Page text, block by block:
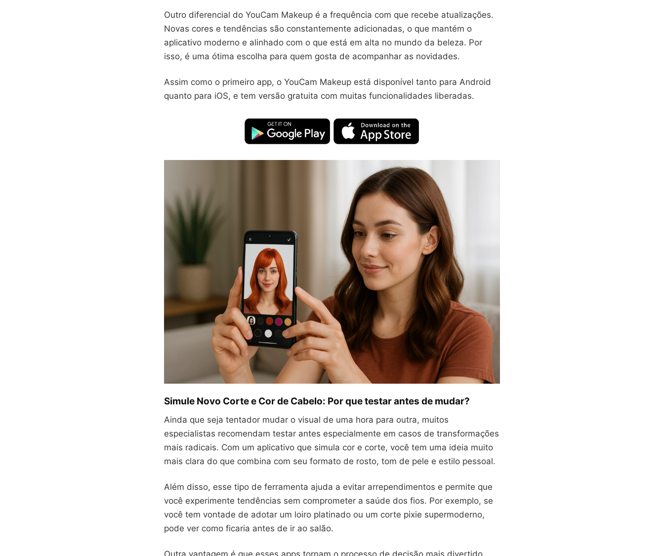
Outro diferencial do YouCam Makeup é a frequência com que recebe atualizações.
Novas cores e tendências são constantemente adicionadas, o que mantém o
aplicativo moderno e alinhado com o que está em alta no mundo da beleza. Por
isso, é uma ótima escolha para quem gosta de acompanhar as novidades.
Assim como o primeiro app, o YouCam Makeup está disponível tanto para Android
quanto para iOS, e tem versão gratuita com muitas funcionalidades liberadas.
Simule Novo Corte e Cor de Cabelo: Por que testar antes de mudar?
Ainda que seja tentador mudar o visual de uma hora para outra, muitos
especialistas recomendam testar antes especialmente em casos de transformações
mais radicais. Com um aplicativo que simula cor e corte, você tem uma ideia muito
mais clara do que combina com seu formato de rosto, tom de pele e estilo pessoal.
Além disso, esse tipo de ferramenta ajuda a evitar arrependimentos e permite que
você experimente tendências sem comprometer a saúde dos fios. Por exemplo, se
você tem vontade de adotar um loiro platinado ou um corte pixie supermoderno,
pode ver como ficaria antes de ir ao salão.